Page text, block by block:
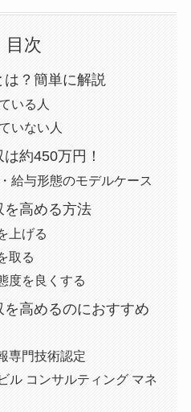
目次
？簡単に解説
いる人
いない人
約450万円！
給与形態のモデルケース
を高める方法
上げる
取る
度を良くする
高めるのにおすすめ
専門技術認定
ル コンサルティング マネ